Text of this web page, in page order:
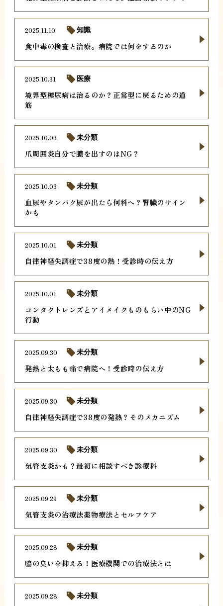
食中毒の検査と治療。病院では何をするのか
2025.11.10 知識
境界型糖尿病は治るのか？正常型に戻るための道
筋
2025.10.31 医療
爪周囲炎自分で膿を出すのはNG？
2025.10.03 未分類
血尿やタンパク尿が出たら何科へ？腎臓のサイン
かも
2025.10.03 未分類
自律神経失調症で38度の熱！受診時の伝え方
2025.10.01 未分類
コンタクトレンズとアイメイクものもらい中のNG
行動
2025.10.01 未分類
発熱と太もも痛で病院へ！受診時の伝え方
2025.09.30 未分類
自律神経失調症で38度の発熱？そのメカニズム
2025.09.30 未分類
気管支炎かも？最初に相談すべき診療科
2025.09.30 未分類
気管支炎の治療法薬物療法とセルフケア
2025.09.29 未分類
脇の臭いを抑える！医療機関での治療法とは
2025.09.28 未分類
2025.09.28 未分類